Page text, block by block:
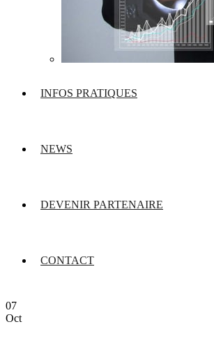
INFOS PRATIQUES
NEWS
DEVENIR PARTENAIRE
CONTACT
07
Oct